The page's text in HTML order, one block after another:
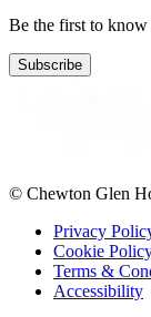
Be the first to know
Subscribe
© Chewton Glen
Privacy
Cookie
Terms &
Accessibility